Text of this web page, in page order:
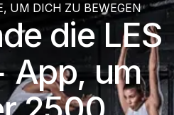
UM DICH ZU BEWEGEN
die LES
App, um